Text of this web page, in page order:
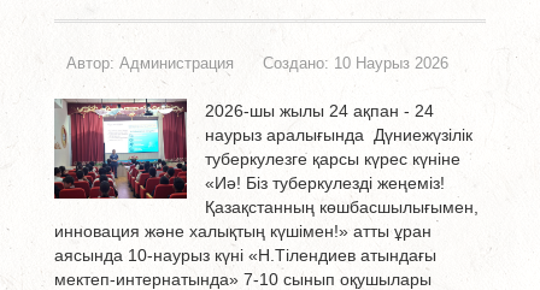
Автор: Администрация Создано: 10 Наурыз 2026
2026-шы жылы 24 ақпан - 24
наурыз аралығында Дүниежүзілік
туберкулезге қарсы күрес күніне
«Иә! Біз туберкулезді жеңеміз!
Қазақстанның көшбасшылығымен,
инновация және халықтың күшімен!» атты ұран
аясында 10-наурыз күні «Н.Тілендиев атындағы
мектеп-интернатында» 7-10 сынып оқушылары